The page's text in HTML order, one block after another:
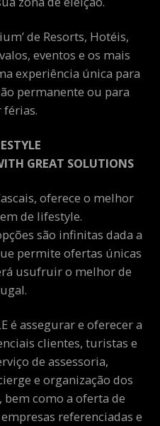
de Resorts, Hotéis,
eventos e os mais
experiência única para
permanente ou para
férias.
GREAT SOLUTIONS
oferece o melhor
de lifestyle.
são infinitas dada a
permite ofertas únicas
usufruir o melhor de
é assegurar e oferecer a
clientes, turistas e
de assessoria,
e organização dos
bem como a oferta de
referenciadas e